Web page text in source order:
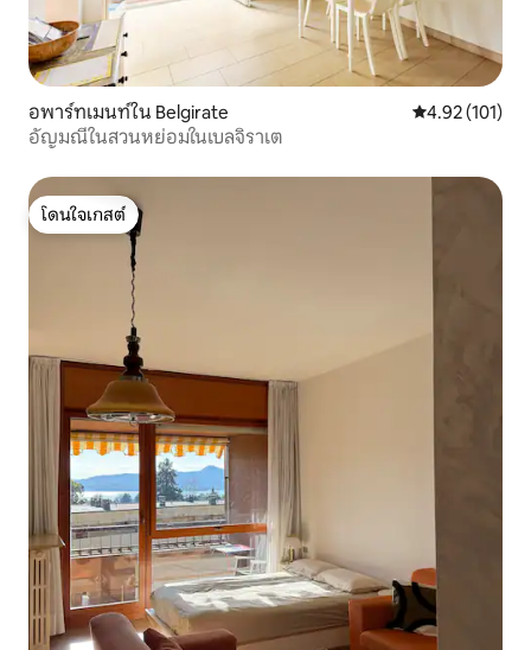
อพาร์ทเมนท์ใน Belgirate คะแนนเฉลี่ย
4.92 (101)
อัญมณีในสวนหย่อมในเบลจิราเต
โดนใจเกสต์
โดนใจเกสต์